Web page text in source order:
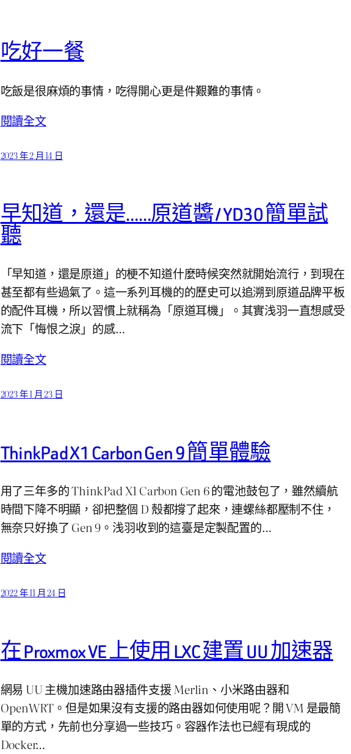
吃好一餐
吃飯是很麻煩的事情，吃得開心更是件艱難的事情。
閱讀全文
2023 年 2 月 14 日
早知道，還是……原道醬 / YD30 簡單試
聽
「早知道，還是原道」的梗不知道什麼時候突然就開始流行，到現在
甚至都有些過氣了。這一系列耳機的的歷史可以追溯到原道品牌平板
的配件耳機，所以習慣上就稱為「原道耳機」。其實浅羽一直想感受
流下「悔恨之淚」的感…
閱讀全文
2023 年 1 月 23 日
ThinkPad X1 Carbon Gen 9 簡單體驗
用了三年多的 ThinkPad X1 Carbon Gen 6 的電池鼓包了，雖然續航
時間下降不明顯，卻把整個 D 殼都撐了起來，連螺絲都壓制不住，
無奈只好換了 Gen 9。浅羽收到的這臺是定製配置的…
閱讀全文
2022 年 11 月 24 日
在 Proxmox VE 上使用 LXC 建置 UU 加速器
網易 UU 主機加速路由器插件支援 Merlin、小米路由器和
OpenWRT。但是如果沒有支援的路由器如何使用呢？開 VM 是最簡
單的方式，先前也分享過一些技巧。容器作法也已經有現成的
Docker…